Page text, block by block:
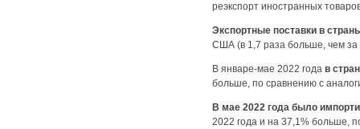
реэкспорт иностранных
Экспортные поставки в
США (в 1,7 раза больше, чем за
В январе-мае 2022 года в
больше, по сравнению с
В мае 2022 года было
2022 года и на 37,1%